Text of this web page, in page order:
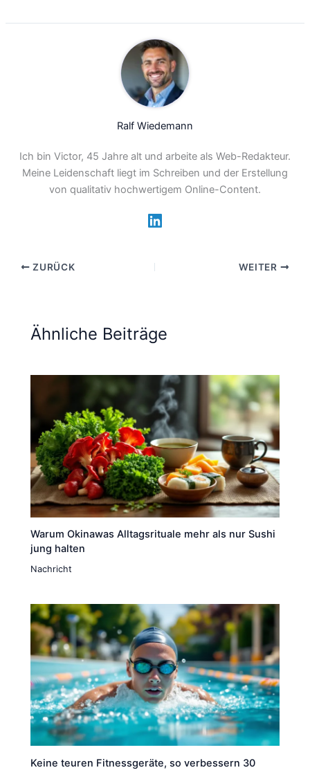
Ralf Wiedemann
Ich bin Victor, 45 Jahre alt und arbeite als Web-Redakteur.
Meine Leidenschaft liegt im Schreiben und der Erstellung
von qualitativ hochwertigem Online-Content.
ZURÜCK WEITER
Ähnliche Beiträge
Warum Okinawas Alltagsrituale mehr als nur Sushi
jung halten
Nachricht
Keine teuren Fitnessgeräte, so verbessern 30